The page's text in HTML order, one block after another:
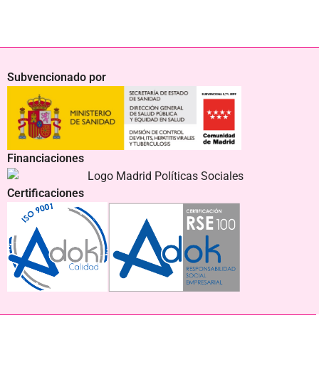
Subvencionado por
Financiaciones
Certificaciones